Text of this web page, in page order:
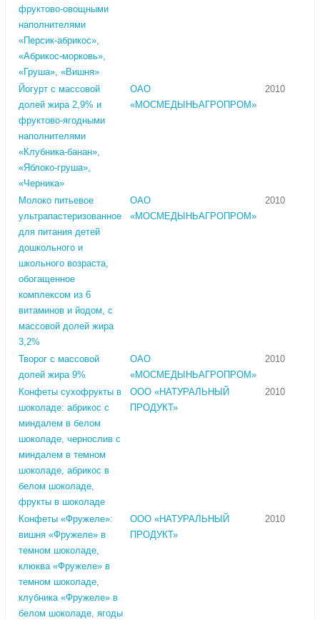
фруктово-овощными
наполнителями
«Персик-абрикос»,
«Абрикос-морковь»,
«Груша», «Вишня»
Йогурт с массовой
долей жира 2,9% и
фруктово-ягодными
наполнителями
«Клубника-банан»,
«Яблоко-груша»,
«Черника»
ОАО
«МОСМЕДЫНЬАГРОПРОМ»
2010
Молоко питьевое
ультрапастеризованное
для питания детей
дошкольного и
школьного возраста,
обогащенное
комплексом из 6
витаминов и йодом, с
массовой долей жира
3,2%
ОАО
«МОСМЕДЫНЬАГРОПРОМ»
2010
Творог с массовой
долей жира 9%
ОАО
«МОСМЕДЫНЬАГРОПРОМ»
2010
Конфеты сухофрукты в
шоколаде: абрикос с
миндалем в белом
шоколаде, чернослив с
миндалем в темном
шоколаде, абрикос в
белом шоколаде,
фрукты в шоколаде
ООО «НАТУРАЛЬНЫЙ
ПРОДУКТ»
2010
Конфеты «Фружеле»:
вишня «Фружеле» в
темном шоколаде,
клюква «Фружеле» в
темном шоколаде,
клубника «Фружеле» в
белом шоколаде, ягоды
ООО «НАТУРАЛЬНЫЙ
ПРОДУКТ»
2010